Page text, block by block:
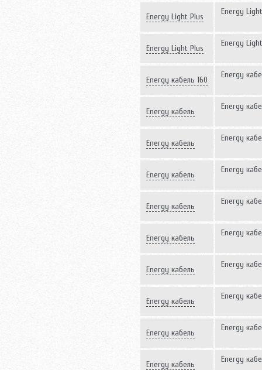
Energy Light Plus
Energy
Energy Light Plus
Energy
Energy кабель 160
Energy
Energy кабель
Energy
Energy кабель
Energy
Energy кабель
Energy
Energy кабель
Energy
Energy кабель
Energy
Energy кабель
Energy
Energy кабель
Energy
Energy кабель
Energy
Energy кабель
Energy